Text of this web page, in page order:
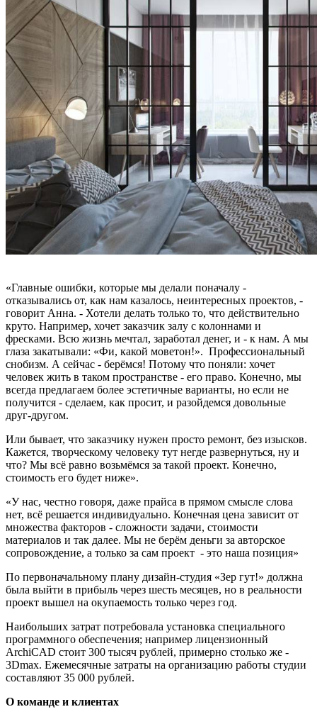
«Главные ошибки, которые мы делали поначалу -
отказывались от, как нам казалось, неинтересных проектов, -
говорит Анна. - Хотели делать только то, что действительно
круто. Например, хочет заказчик залу с колоннами и
фресками. Всю жизнь мечтал, заработал денег, и - к нам. А мы
глаза закатывали: «Фи, какой моветон!». Профессиональный
снобизм. А сейчас - берёмся! Потому что поняли: хочет
человек жить в таком пространстве - его право. Конечно, мы
всегда предлагаем более эстетичные варианты, но если не
получится - сделаем, как просит, и разойдемся довольные
друг-другом.
Или бывает, что заказчику нужен просто ремонт, без изысков.
Кажется, творческому человеку тут негде развернуться, ну и
что? Мы всё равно возьмёмся за такой проект. Конечно,
стоимость его будет ниже».
«У нас, честно говоря, даже прайса в прямом смысле слова
нет, всё решается индивидуально. Конечная цена зависит от
множества факторов - сложности задачи, стоимости
материалов и так далее. Мы не берём деньги за авторское
сопровождение, а только за сам проект - это наша позиция»
По первоначальному плану дизайн-студия «Зер гут!» должна
была выйти в прибыль через шесть месяцев, но в реальности
проект вышел на окупаемость только через год.
Наибольших затрат потребовала установка специального
программного обеспечения; например лицензионный
ArchiCAD стоит 300 тысяч рублей, примерно столько же -
3Dmax. Ежемесячные затраты на организацию работы студии
составляют 35 000 рублей.
О команде и клиентах